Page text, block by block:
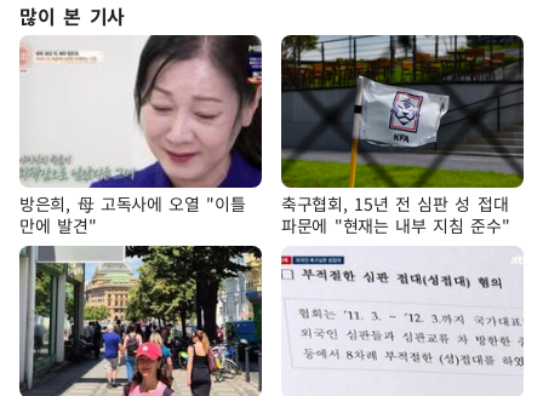
많이 본 기사
방은희, 母 고독사에 오열 "이틀
만에 발견"
축구협회, 15년 전 심판 성 접대
파문에 "현재는 내부 지침 준수"